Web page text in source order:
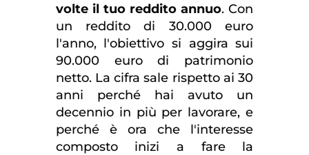
volte il tuo reddito annuo. Con
un reddito di 30.000 euro
l'anno, l'obiettivo si aggira sui
90.000 euro di patrimonio
netto. La cifra sale rispetto ai 30
anni perché hai avuto un
decennio in più per lavorare, e
perché è ora che l'interesse
composto inizi a fare la